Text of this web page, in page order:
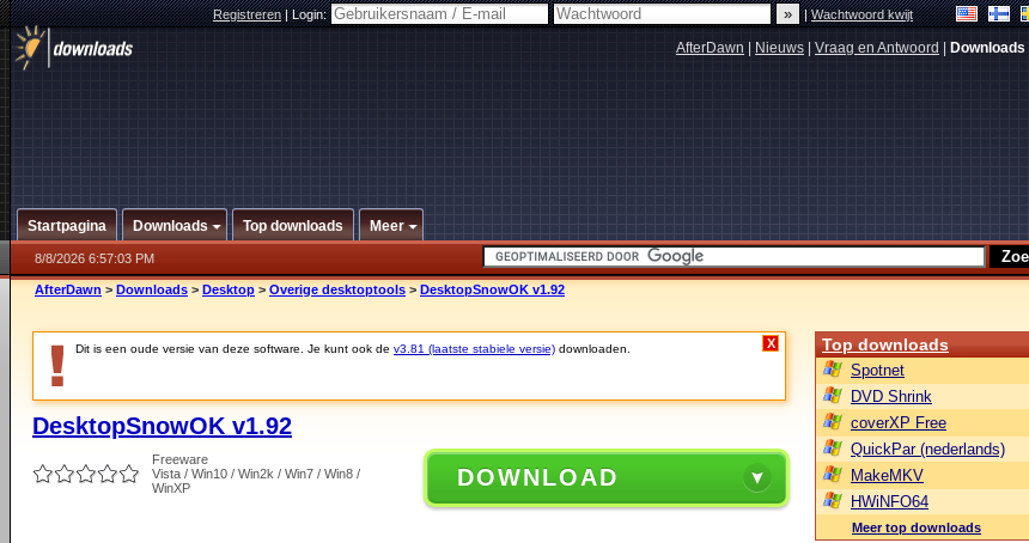
Registreren|Login: |Wachtwoord kwijt
AfterDawn Nieuws Vraag en Antwoord Downloads
Startpagina Downloads Top downloads Meer
8/8/2026 6:57:03 PM
AfterDawn > Downloads > Desktop > Overige desktoptools > DesktopSnowOK v1.92
Dit is een oude versie van deze software. Je kunt ook de v3.81 (laatste stabiele versie) downloaden. X
DesktopSnowOK v1.92
Freeware
Vista / Win10 / Win2k / Win7 / Win8 /
WinXP
DOWNLOAD
Top downloads
Spotnet
DVD Shrink
coverXP Free
QuickPar (nederlands)
MakeMKV
HWiNFO64
Meer top downloads